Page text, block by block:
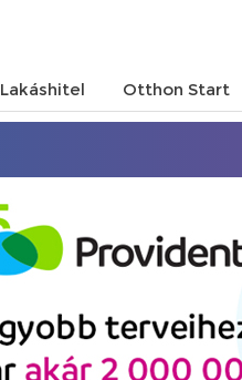
Lakáshitel Otthon Start